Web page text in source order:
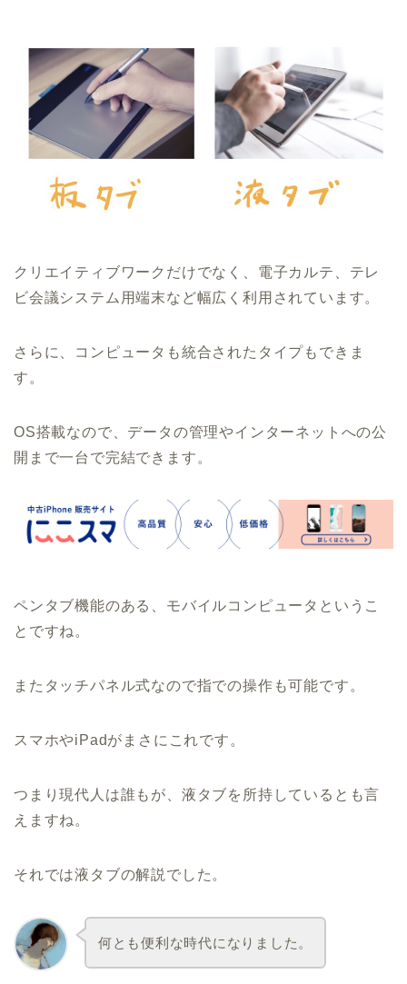
クリエイティブワークだけでなく、電子カルテ、テレ
ビ会議システム用端末など幅広く利用されています。
さらに、コンピュータも統合されたタイプもできま
す。
OS搭載なので、データの管理やインターネットへの公
開まで一台で完結できます。
ペンタブ機能のある、モバイルコンピュータというこ
とですね。
またタッチパネル式なので指での操作も可能です。
スマホやiPadがまさにこれです。
つまり現代人は誰もが、液タブを所持しているとも言
えますね。
それでは液タブの解説でした。
何とも便利な時代になりました。